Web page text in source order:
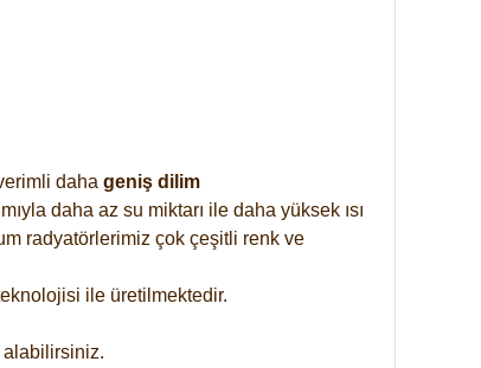
daha geniş dilim
daha az su miktarı ile daha yüksek ısı
radyatörlerimiz çok çeşitli renk ve
ile üretilmektedir.
alabilirsiniz.